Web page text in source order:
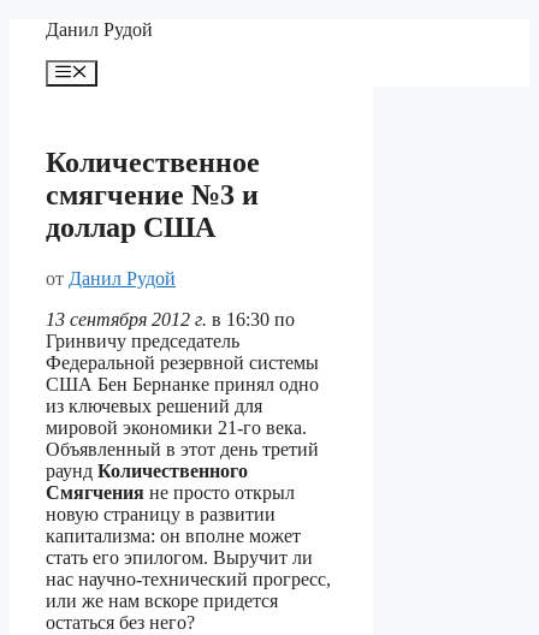
Перейти
содержимому
Данил Рудой
Меню
Количественное
смягчение №3 и
доллар США
от Данил Рудой
13 сентября 2012 г. в 16:30 по
Гринвичу председатель
Федеральной резервной системы
США Бен Бернанке принял одно
из ключевых решений для
мировой экономики 21-го века.
Объявленный в этот день третий
раунд Количественного
Смягчения не просто открыл
новую страницу в развитии
капитализма: он вполне может
стать его эпилогом. Выручит ли
нас научно-технический прогресс,
или же нам вскоре придется
остаться без него?